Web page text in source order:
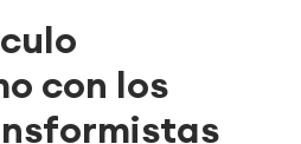
con los